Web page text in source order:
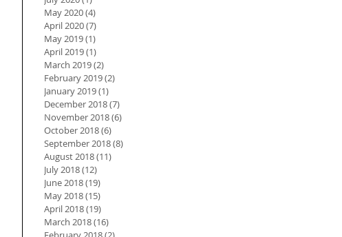
May 2020(4)
April 2020(7)
May 2019(1)
April 2019(1)
March 2019(2)
February 2019(2)
January 2019(1)
December 2018(7)
November 2018(6)
October 2018(6)
September 2018(8)
August 2018(11)
July 2018(12)
June 2018(19)
May 2018(15)
April 2018(19)
March 2018(16)